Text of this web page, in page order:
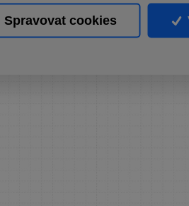
Spravovat cookies